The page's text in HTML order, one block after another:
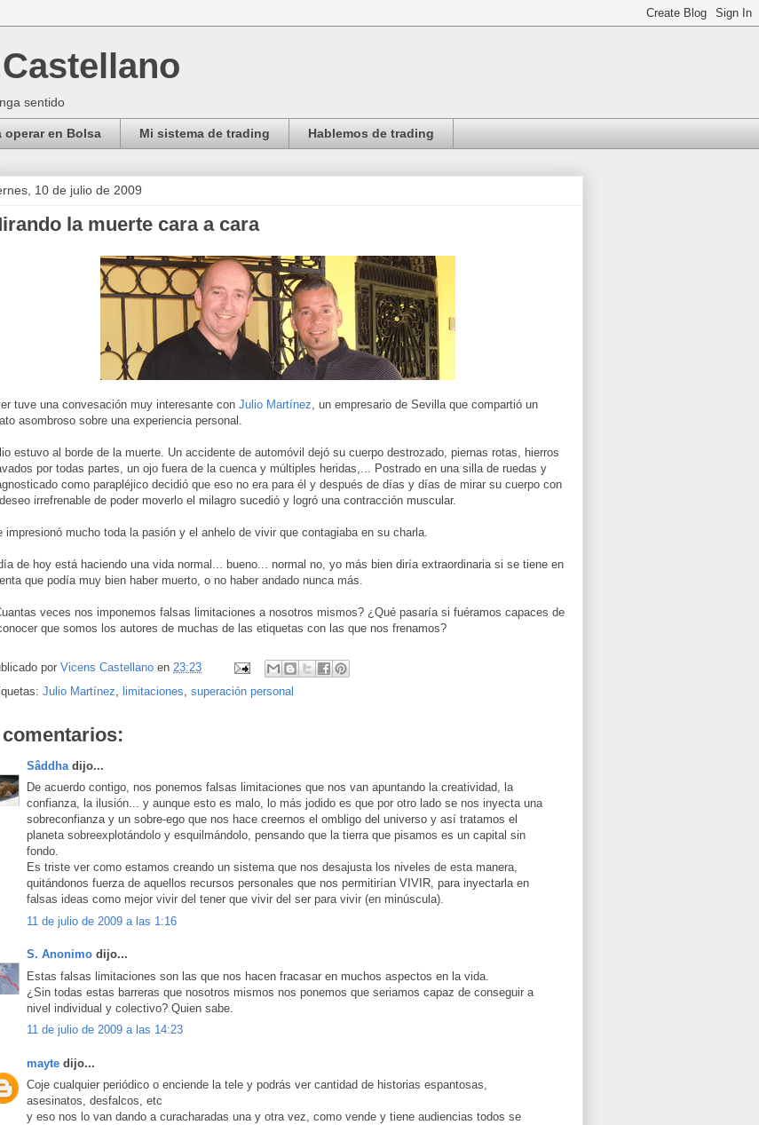
sentido
operar en Bolsa Mi sistema de trading Hablemos de trading
10 de julio de 2009
la muerte cara a cara
tuve una convesación muy interesante con Julio Martínez , un empresario de Sevilla que compartió un
asombroso sobre una experiencia personal.
estuvo al borde de la muerte. Un accidente de automóvil dejó su cuerpo destrozado, piernas rotas, hierros
por todas partes, un ojo fuera de la cuenca y múltiples heridas,... Postrado en una silla de ruedas y
como parapléjico decidió que eso no era para él y después de días y días de mirar su cuerpo con
irrefrenable de poder moverlo el milagro sucedió y logró una contracción muscular.
impresionó mucho toda la pasión y el anhelo de vivir que contagiaba en su charla.
de hoy está haciendo una vida normal... bueno... normal no, yo más bien diría extraordinaria si se tiene en
que podía muy bien haber muerto, o no haber andado nunca más.
veces nos imponemos falsas limitaciones a nosotros mismos? ¿Qué pasaría si fuéramos capaces de
que somos los autores de muchas de las etiquetas con las que nos frenamos?
por Vicens Castellano en 23:23
Julio Martínez limitaciones superación personal
Sâddha dijo...
De acuerdo contigo, nos ponemos falsas limitaciones que nos van apuntando la creatividad, la
confianza, la ilusión... y aunque esto es malo, lo más jodido es que por otro lado se nos inyecta una
sobreconfianza y un sobre-ego que nos hace creernos el ombligo del universo y así tratamos el
planeta sobreexplotándolo y esquilmándolo, pensando que la tierra que pisamos es un capital sin
fondo.
Es triste ver como estamos creando un sistema que nos desajusta los niveles de esta manera,
quitándonos fuerza de aquellos recursos personales que nos permitirían VIVIR, para inyectarla en
falsas ideas como mejor vivir del tener que vivir del ser para vivir (en minúscula).
11 de julio de 2009 a las 1:16
S. Anonimo dijo...
Estas falsas limitaciones son las que nos hacen fracasar en muchos aspectos en la vida.
¿Sin todas estas barreras que nosotros mismos nos ponemos que seriamos capaz de conseguir a
nivel individual y colectivo? Quien sabe.
11 de julio de 2009 a las 14:23
mayte dijo...
Coje cualquier periódico o enciende la tele y podrás ver cantidad de historias espantosas,
asesinatos, desfalcos, etc
y eso nos lo van dando a curacharadas una y otra vez, como vende y tiene audiencias todos se